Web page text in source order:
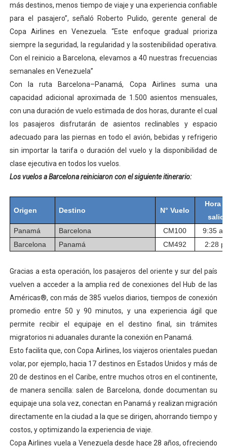
más destinos, menos tiempo de viaje y una experiencia confiable
para el pasajero”, señaló Roberto Pulido, gerente general de
Copa Airlines en Venezuela. “Este enfoque gradual prioriza
siempre la seguridad, la regularidad y la sostenibilidad operativa.
Con el reinicio a Barcelona, elevamos a 40 nuestras frecuencias
semanales en Venezuela”
Con la ruta Barcelona–Panamá, Copa Airlines suma una
capacidad adicional aproximada de 1.500 asientos mensuales,
con una duración de vuelo estimada de dos horas, durante el cual
los pasajeros disfrutarán de asientos reclinables y espacio
adecuado para las piernas en todo el avión, bebidas y refrigerio
sin importar la tarifa o duración del vuelo y la disponibilidad de
clase ejecutiva en todos los vuelos.
Los vuelos a Barcelona reiniciaron con el siguiente itinerario:
Origen Destino N° Vuelo
Hora
Panamá
Barcelona CM100
9:35
Barcelona
Panamá CM492 2:28
Gracias a esta operación, los pasajeros del oriente y sur del país
vuelven a acceder a la amplia red de conexiones del Hub de las
Américas®, con más de 385 vuelos diarios, tiempos de conexión
promedio entre 50 y 90 minutos, y una experiencia ágil que
permite recibir el equipaje en el destino final, sin trámites
migratorios ni aduanales durante la conexión en Panamá.
Esto facilita que, con Copa Airlines, los viajeros orientales puedan
volar, por ejemplo, hacia 17 destinos en Estados Unidos y más de
20 de destinos en el Caribe, entre muchos otros en el continente,
de manera sencilla: salen de Barcelona, donde documentan su
equipaje una sola vez, conectan en Panamá y realizan migración
directamente en la ciudad a la que se dirigen, ahorrando tiempo y
costos, y optimizando la experiencia de viaje.
Copa Airlines vuela a Venezuela desde hace 28 años, ofreciendo